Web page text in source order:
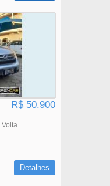
R$ 50.900
Volta
Detalhes